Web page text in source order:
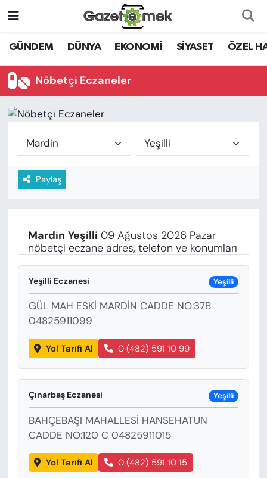
GÜNDEM DÜNYA EKONOMİ SİYASET ÖZEL
Nöbetçi Eczaneler
Paylaş
Mardin Yeşilli 09 Ağustos 2026 Pazar
nöbetçi eczane adres, telefon ve konumları
Yeşilli Eczanesi Yeşilli
GÜL MAH ESKİ MARDİN CADDE NO:37B
04825911099
Yol Tarifi Al 0 (482) 591 10 99
Çınarbaş Eczanesi Yeşilli
BAHÇEBAŞI MAHALLESİ HANSEHATUN
CADDE NO:120 C 04825911015
Yol Tarifi Al 0 (482) 591 10 15
DÜNYA
EKONOMİ
YENİ MEDYADA EMEK
GAZETECİLİĞİNİ GELİŞTİRMEK
FAYDALI BİLGİLER
EĞİTİM
SAĞLIK
MAGAZİN
ÖZEL HABER
YAZAR KÖŞESİ
Nöbetçi Eczaneler
Hava Durumu
Trafik Durumu
Haber Arşivi